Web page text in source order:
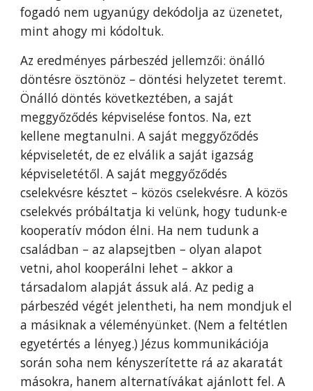
fogadó nem ugyanúgy dekódolja az üzenetet,
mint ahogy mi kódoltuk.
Az eredményes párbeszéd jellemzői: önálló
döntésre ösztönöz – döntési helyzetet teremt.
Önálló döntés következtében, a saját
meggyőződés képviselése fontos. Na, ezt
kellene megtanulni. A saját meggyőződés
képviseletét, de ez elválik a saját igazság
képviseletétől. A saját meggyőződés
cselekvésre késztet – közös cselekvésre. A közös
cselekvés próbáltatja ki velünk, hogy tudunk-e
kooperatív módon élni. Ha nem tudunk a
családban – az alapsejtben – olyan alapot
vetni, ahol kooperálni lehet – akkor a
társadalom alapját ássuk alá. Az pedig a
párbeszéd végét jelentheti, ha nem mondjuk el
a másiknak a véleményünket. (Nem a feltétlen
egyetértés a lényeg.) Jézus kommunikációja
során soha nem kényszerítette rá az akaratát
másokra, hanem alternatívákat ajánlott fel. A